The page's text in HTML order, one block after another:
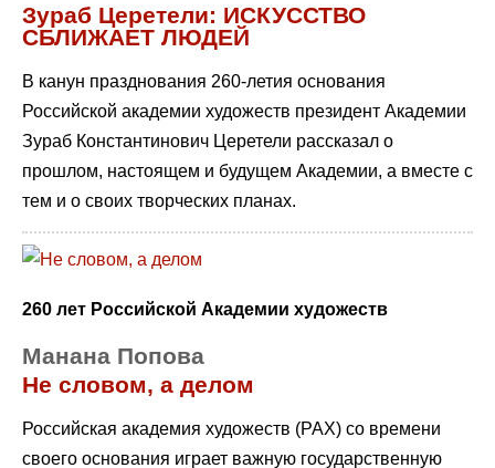
Зураб Церетели: ИСКУССТВО
СБЛИЖАЕТ ЛЮДЕЙ
В канун празднования 260-летия основания
Российской академии художеств президент Академии
Зураб Константинович Церетели рассказал о
прошлом, настоящем и будущем Академии, а вместе с
тем и о своих творческих планах.
260 лет Российской Академии художеств
Манана Попова
Не словом, а делом
Российская академия художеств (РАХ) со времени
своего основания играет важную государственную